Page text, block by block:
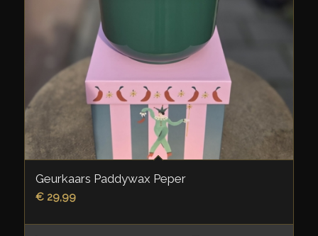
Geurkaars Paddywax Peper
€29,99